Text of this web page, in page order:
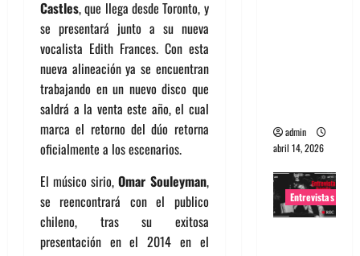
Castles, que llega desde Toronto, y
se presentará junto a su nueva
vocalista Edith Frances. Con esta
nueva alineación ya se encuentran
trabajando en un nuevo disco que
saldrá a la venta este año, el cual
marca el retorno del dúo retorna
oficialmente a los escenarios.
El músico sirio,Omar Souleyman,
se reencontrará con el publico
chileno, tras su exitosa
presentación en el 2014 en el
admin
abril 14, 2026
Entrevistas